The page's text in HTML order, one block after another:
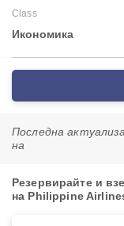
Class
Икономика
Последна
на
Резервирайте и
на Philippine